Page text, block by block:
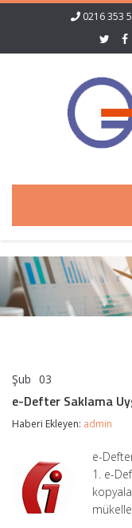
0216 353
Şub 03
Saklama
Uygulaması
e-Defter Saklama
Haberi Ekleyen: admin
e-
1. e-